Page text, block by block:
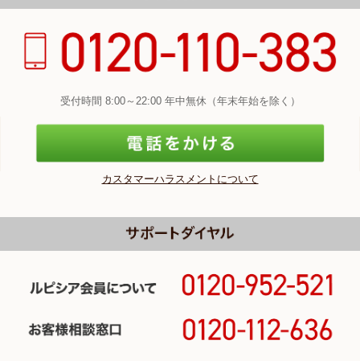
受付時間 8:00～22:00 年中無休（年末年始を除く）
カスタマーハラスメントについて